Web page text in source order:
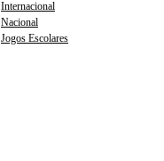
Internacional
Nacional
Jogos Escolares